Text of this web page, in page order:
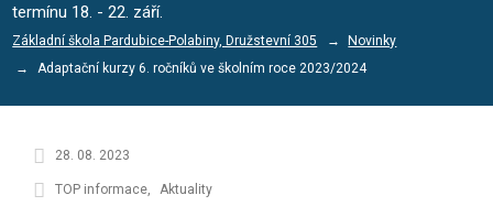
termínu 18. - 22. září.
Základní škola Pardubice-Polabiny, Družstevní 305
Novinky
Adaptační kurzy 6. ročníků ve školním roce 2023/2024
28. 08. 2023
TOP informace Aktuality